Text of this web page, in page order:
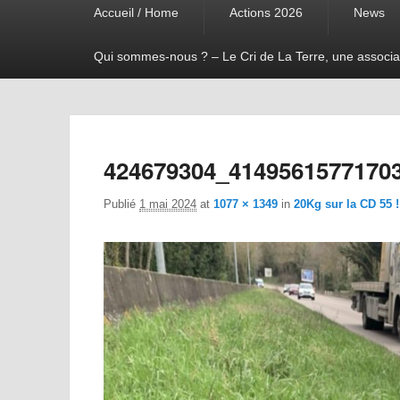
Accueil / Home Actions 2026 News
Qui sommes-nous ? – Le Cri de La Terre, une
Publié 1 mai 2024 at 1077 × 1349 in 20Kg sur la CD 55 !